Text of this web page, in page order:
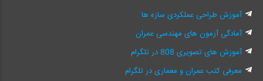
آموزش طراحی عملکردی سازه ها
آمادگی آزمون های مهندسی عمران
آموزش های تصویری 808 در تلگرام
معرفی کتب عمران و معماری در تلگرام